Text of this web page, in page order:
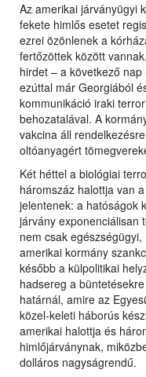
Az amerikai járványügyi
fekete himlős esetet
ezrei özönlenek a
fertőzöttek között
hirdet – a következő
ezúttal már Georgiából
kommunikáció iraki
behozatalával. A
vakcina áll
oltóanyagért
Két héttel a biológiai
háromszáz halottja van
jelentenek: a hatóságok
járvány exponenciálisan
nem csak
amerikai kormány
később a külpolitikai
hadsereg a
határnál, amire az
közel-keleti háborús
amerikai halottja és
himlőjárványnak,
dolláros nagyságrendű.